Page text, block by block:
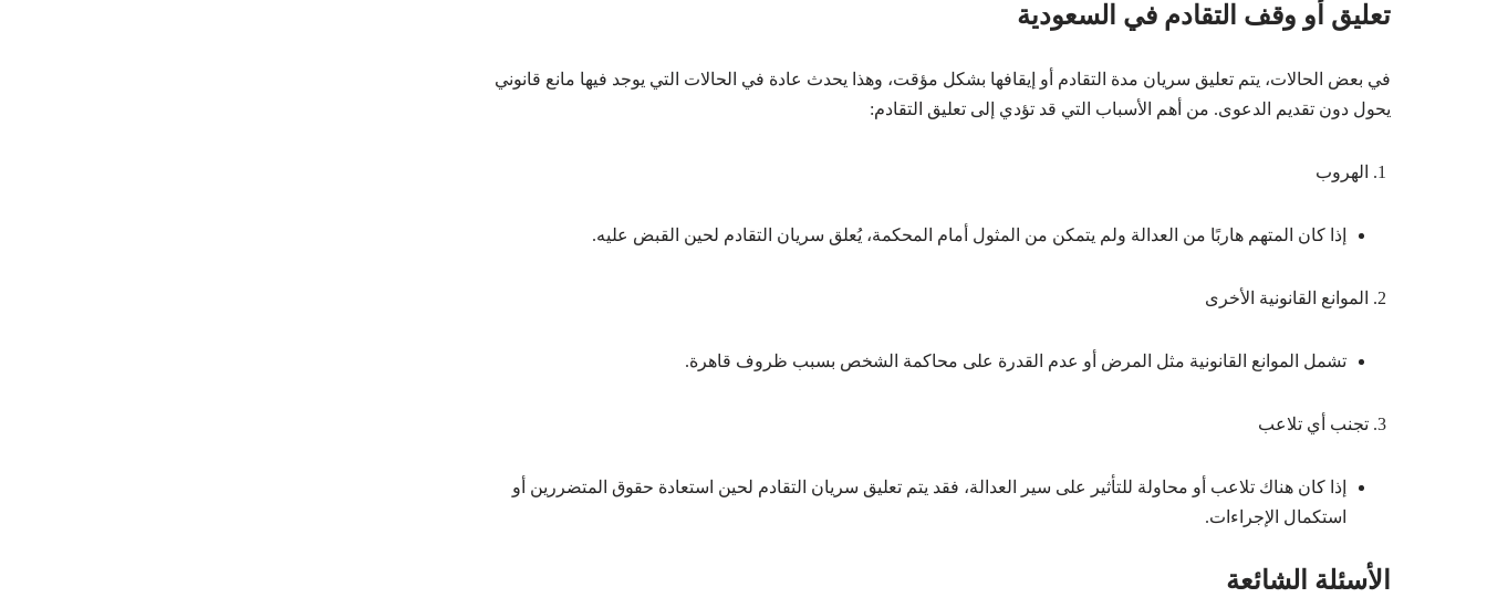
تعليق أو وقف التقادم في السعودية
في بعض الحالات، يتم تعليق سريان مدة التقادم أو إيقافها بشكل مؤقت، وهذا يحدث عادة في الحالات التي يوجد فيها مانع قانوني
يحول دون تقديم الدعوى. من أهم الأسباب التي قد تؤدي إلى تعليق التقادم:
الهروب
إذا كان المتهم هاربًا من العدالة ولم يتمكن من المثول أمام المحكمة، يُعلق سريان التقادم لحين القبض عليه.
الموانع القانونية الأخرى
تشمل الموانع القانونية مثل المرض أو عدم القدرة على محاكمة الشخص بسبب ظروف قاهرة.
تجنب أي تلاعب
إذا كان هناك تلاعب أو محاولة للتأثير على سير العدالة، فقد يتم تعليق سريان التقادم لحين استعادة حقوق المتضررين أو
استكمال الإجراءات.
الأسئلة الشائعة